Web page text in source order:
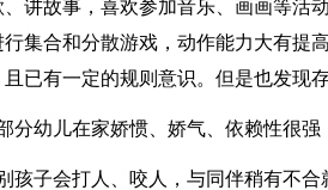
讲故事，喜欢参加音乐、画画等活
行集合和分散游戏，动作能力大有提
已有一定的规则意识。但是也发现
分幼儿在家娇惯、娇气、依赖性很强
孩子会打人、咬人，与同伴稍有不